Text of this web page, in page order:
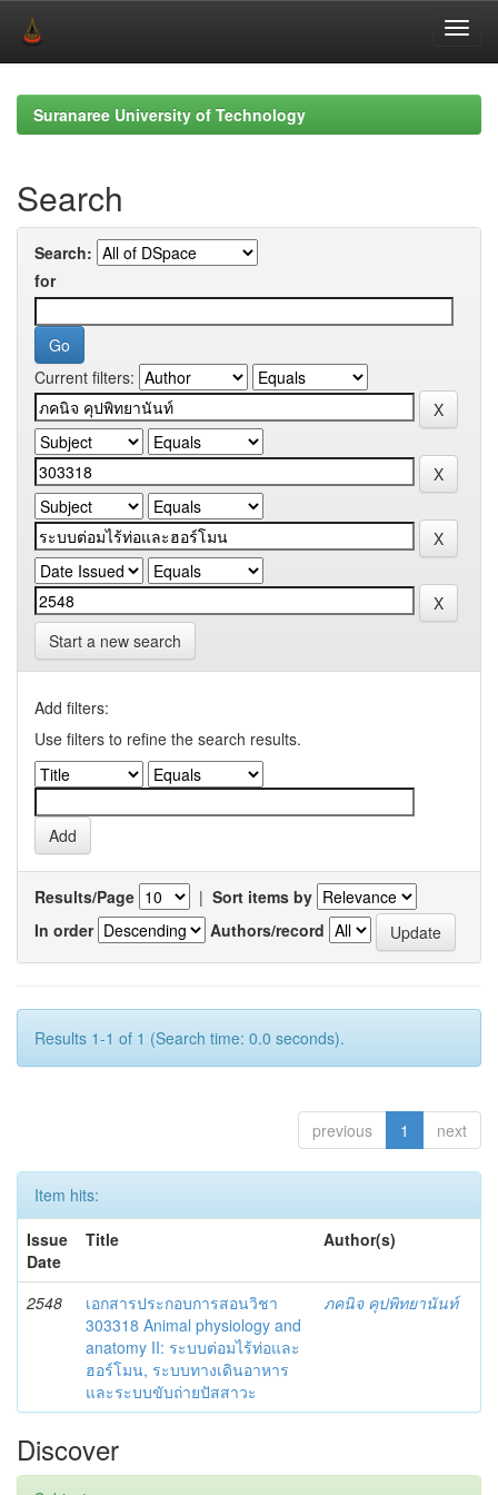
navigationSuranaree University of Technology
Search
Search:
for
Current filters:
Start a new search
Add filters:
Use filters to refine the search results.
Results/Page | Sort items by
In order
Authors/record
Results 1-1 of 1 (Search time: 0.0 seconds).
previous 1 next
Item hits:
Issue
Date
Title Author(s)
2548
เอกสารประกอบการสอนวิชา
303318 Animal physiology and
anatomy II: ระบบต่อมไร้ท่อและ
ฮอร์โมน, ระบบทางเดินอาหาร
และระบบขับถ่ายปัสสาวะ
ภคนิจ คุปพิทยานันท์
Discover